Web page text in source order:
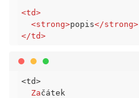
<td>
<strong>popis</strong>
</td>
<td>
Za